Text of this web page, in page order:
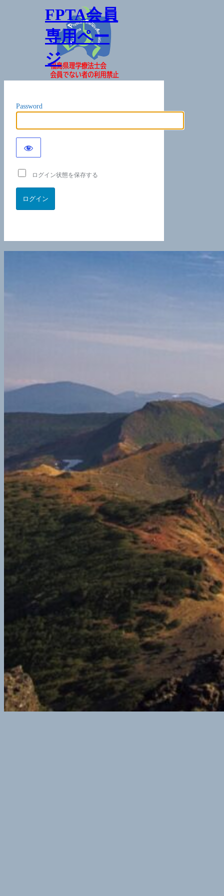
FPTA会員
専用ペー
ジ
Password
ログイン状態を保存する